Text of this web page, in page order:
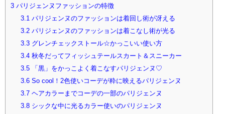
3 パリジェンヌファッションの特徴
3.1パリジェンヌのファッションは着回し術が冴える
3.2パリジェンヌのファッションは着こなし術が光る
3.3グレンチェックストール☆かっこいい使い方
3.4秋冬だってフィッシュテールスカート＆スニーカー
3.5「黒」をかっこよく着こなすパリジェンヌ♡
3.6So cool！2色使いコーデが粋に映えるパリジェンヌ
3.7ヘアカラーまでコーデの一部のパリジェンヌ
3.8シックな中に光るカラー使いのパリジェンヌ